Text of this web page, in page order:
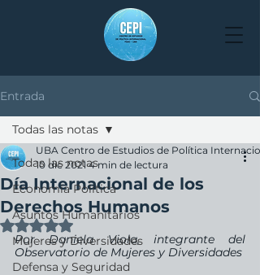
Entrada
Todas las notas
Economía Política
Asuntos Humanitarios
Mujeres y Diversidades
Defensa y Seguridad
Todas las notas
Día Internacional de los
Derechos Humanos
UBA Centro de Estudios de Política
10 dic 2021 4 min de lectura
Obtuvo NaN de 5 estrellas.
Por Daniela Viola, integrante del
Observatorio de Mujeres y Diversidades